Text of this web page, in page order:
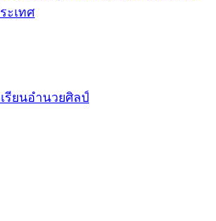
ะเทศ
รียนอำนวยศิลป์